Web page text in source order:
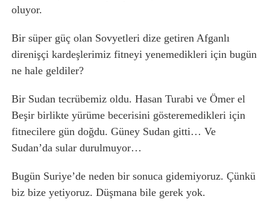
oluyor.
Bir süper güç olan Sovyetleri dize getiren Afganlı
direnişçi kardeşlerimiz fitneyi yenemedikleri için bugün
ne hale geldiler?
Bir Sudan tecrübemiz oldu. Hasan Turabi ve Ömer el
Beşir birlikte yürüme becerisini gösteremedikleri için
fitnecilere gün doğdu. Güney Sudan gitti… Ve
Sudan’da sular durulmuyor…
Bugün Suriye’de neden bir sonuca gidemiyoruz. Çünkü
biz bize yetiyoruz. Düşmana bile gerek yok.